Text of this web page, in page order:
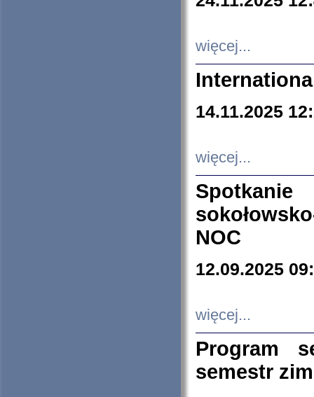
więcej...
14.11.2025
więcej...
NOC
12.09.2025
więcej...
Program
semestr